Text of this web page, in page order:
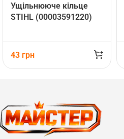
Ущільнююче кільце
STIHL (00003591220)
43 грн